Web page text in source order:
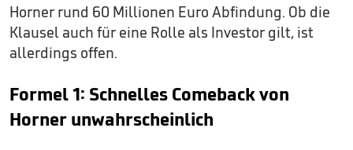
Horner rund 60 Millionen Euro Abfindung. Ob die
Klausel auch für eine Rolle als Investor gilt, ist
allerdings offen.
Formel 1: Schnelles Comeback von
Horner unwahrscheinlich